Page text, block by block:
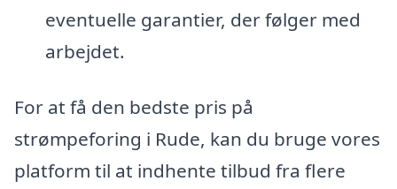
eventuelle garantier, der følger med
arbejdet.
For at få den bedste pris på
strømpeforing i Rude, kan du bruge vores
platform til at indhente tilbud fra flere